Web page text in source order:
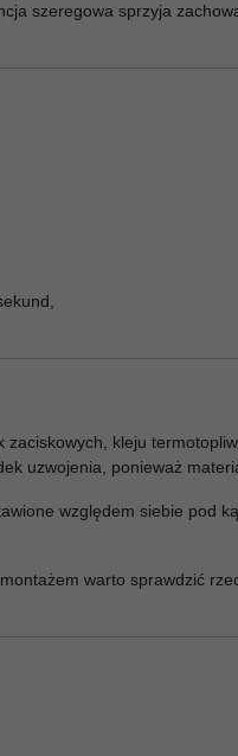
szeregowa sprzyja
kleju
uzwojenia, ponieważ
względem siebie pod
warto sprawdzić